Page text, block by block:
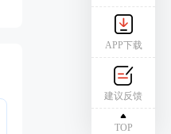
APP下载
建议反馈
TOP